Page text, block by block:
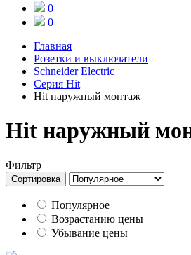
0
0
Главная
Розетки и выключатели
Schneider Electric
Серия Hit
Hit наружный монтаж
Hit наружный
Фильтр
Сортировка
Популярное
Возрастанию цены
Убывание цены